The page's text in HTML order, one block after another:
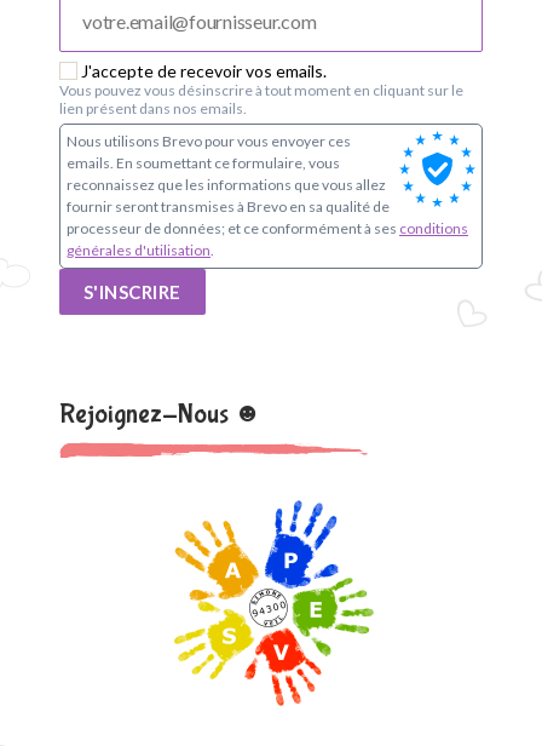
J'accepte de recevoir vos emails.
Vous pouvez vous désinscrire à tout moment en cliquant sur le
lien présent dans nos emails.
Nous utilisons Brevo pour vous envoyer ces
emails. En soumettant ce formulaire, vous
reconnaissez que les informations que vous allez
fournir seront transmises à Brevo en sa qualité de
processeur de données; et ce conformément à ses conditions
générales d'utilisation.
S'INSCRIRE
Rejoignez-Nous ☻